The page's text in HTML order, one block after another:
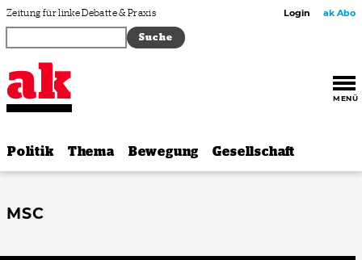
Zum Inhalt springen
Zeitung für linke Debatte & Praxis Login ak Abo
MENÜ
Politik Thema Bewegung Gesellschaft
MSC